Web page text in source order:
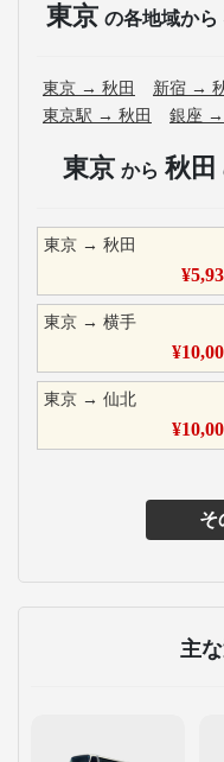
東京 の各地域から
東京 → 秋田 新宿 →
東京駅 → 秋田 銀座 →
東京 から 秋田
東京 → 秋田
¥
東京 → 横手
¥
東京 → 仙北
¥
そ
主